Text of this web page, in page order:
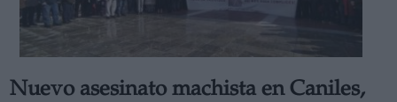
Nuevo asesinato machista en Caniles,